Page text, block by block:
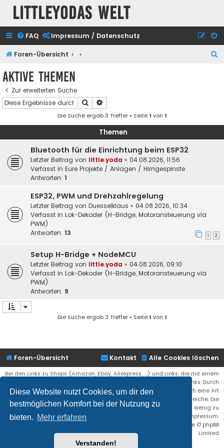
Diese Website nutzt Cookies, um dir den
bestmöglichen Komfort bei der Nutzung zu
bieten. Mehr erfahren
Verstanden!
Littleyodas Welt
FAQ Impressum / Datenschutz
Foren-Übersicht
Aktive Themen
Zur erweiterten Suche
Suche
Die Suche ergab 3 Treffer • Seite1 von 1
Themen
Bluetooth für die Einrichtung beim ESP32
Letzter Beitrag von little.yoda « 04.08.2026, 11:56
Verfasst in Eure Projekte / Anlagen / Hirngespinste
Antworten: 1
ESP32, PWM und Drehzahlregelung
Letzter Beitrag von Duesselklaus « 04.08.2026, 10:34
Verfasst in Lok-Dekoder (H-Bridge, Motoransteuerung via
PWM)
Antworten: 13 1 2
Setup H-Bridge + NodeMCU
Letzter Beitrag von little.yoda « 04.08.2026, 09:10
Verfasst in Lok-Dekoder (H-Bridge, Motoransteuerung via
PWM)
Antworten: 9
Die Suche ergab 3 Treffer • Seite1 von 1
Foren-Übersicht Alle Cookies löschen
Kontakt
Bei den Links zu Shops (Amazon, Ebay, Aliexpress, ...) und Links, die mit einem
Stern (*) markiert sind, kann es sich um sogenannte Affiliate Links. Durch
den Kauf eines Produktes über einen Affiliate Link erhälte ich eine Art
Umsatzbeteiligung gutgeschrieben. Für euch bleibt der Preis der gleiche. Die
Einnahmen helfen die Hostgebühren für diese Webseite ein wenig zu
reduzieren. Siehe auch das Impressum.
® Forum Software © phpBB
Limited